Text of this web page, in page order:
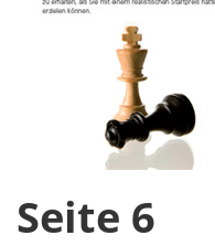
Seite 6